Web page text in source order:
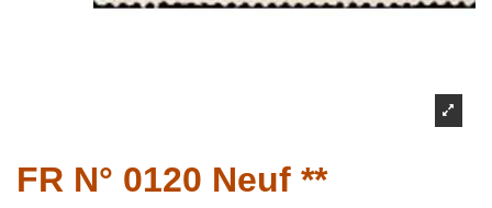
FR N° 0120 Neuf **